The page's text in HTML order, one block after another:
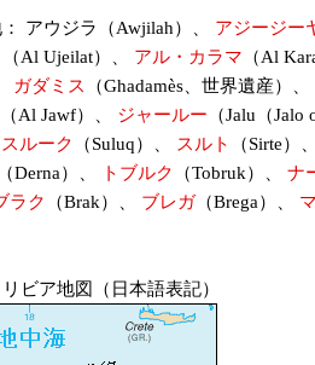
アウジラ（Awjilah）、 アジージー
（Al Ujeilat）、 アル・カラマ （Al
ガダミス （Ghadamès、世界遺産）、
（Al Jawf）、 ジャールー （Jalu（Jalo
スルーク （Suluq）、 スルト （Sirte）、
（Derna）、 トブルク （Tobruk）、 ナ
ラク （Brak）、 ブレガ（Brega）、
ビア地図（日本語表記）